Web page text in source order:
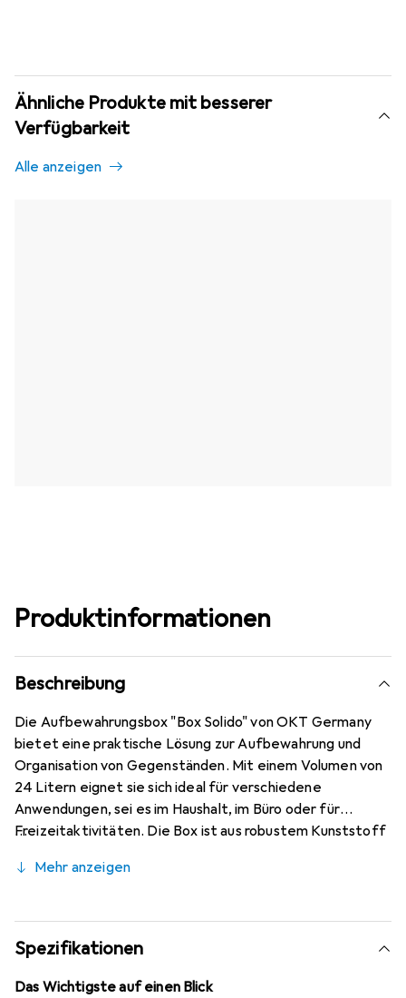
Ähnliche Produkte mit besserer
Verfügbarkeit
Alle anzeigen
Produktinformationen
Beschreibung
Die Aufbewahrungsbox "Box Solido" von OKT Germany
bietet eine praktische Lösung zur Aufbewahrung und
Organisation von Gegenständen. Mit einem Volumen von
24 Litern eignet sie sich ideal für verschiedene
Anwendungen, sei es im Haushalt, im Büro oder für
Freizeitaktivitäten. Die Box ist aus robustem Kunststoff
Schiebeverschluss, der eine sichere und einfache
Graphit und Rot sorgt dafür, dass die Box nicht nur
funktional, sondern auch optisch ansprechend ist. Mit
kompakten Abmessungen lässt sich die Box leicht stapeln
und verstauen, wodurch sie Platz spart und Ordnung
Mehr anzeigen
Spezifikationen
Das Wichtigste auf einen Blick